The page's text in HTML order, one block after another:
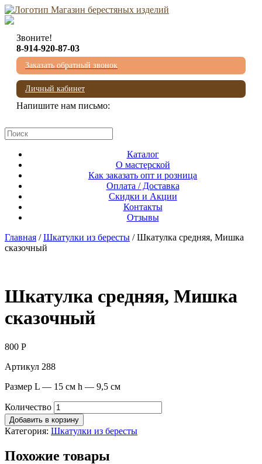
Звоните!
8-914-920-87-03
Заказать обратный звонок
Личный кабинет
Напишите нам письмо:
Каталог
О мастерской
Как заказать опт и розница
Оплата / Доставка
Скидки и Акции
Контакты
Отзывы
Главная /Шкатулки из бересты / Шкатулка средняя, Мишка
сказочный
Шкатулка средняя, Мишка
сказочный
800 Р
Артикул 288
Размер L — 15 см h — 9,5 см
Количество
Добавить в корзину
Категория: Шкатулки из бересты
Похожие товары